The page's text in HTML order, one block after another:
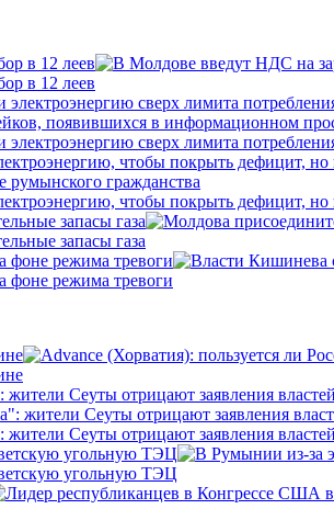
в 12 леев
в 12 леев
сверх лимита
сверх лимита
чтобы покрыть дефицит, но
чтобы покрыть дефицит, но
запасы газа
запасы газа
фоне режима тревоги
фоне режима тревоги
Сеуты отрицают заявления властей
Сеуты отрицают заявления властей
угольную ТЭЦ
угольную ТЭЦ